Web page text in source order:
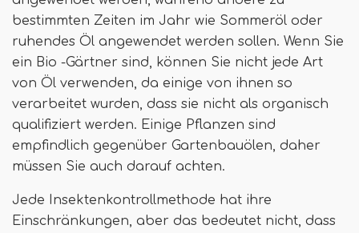
bestimmten Zeiten im Jahr wie Sommeröl oder
ruhendes Öl angewendet werden sollen. Wenn Sie
ein Bio -Gärtner sind, können Sie nicht jede Art
von Öl verwenden, da einige von ihnen so
verarbeitet wurden, dass sie nicht als organisch
qualifiziert werden. Einige Pflanzen sind
empfindlich gegenüber Gartenbauölen, daher
müssen Sie auch darauf achten.
Jede Insektenkontrollmethode hat ihre
Einschränkungen, aber das bedeutet nicht, dass